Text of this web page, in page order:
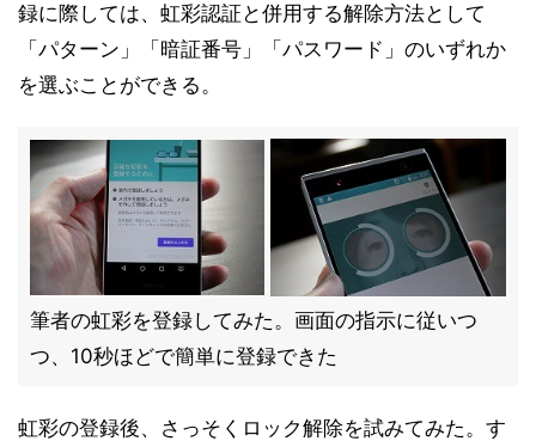
録に際しては、虹彩認証と併用する解除方法として
「パターン」「暗証番号」「パスワード」のいずれか
を選ぶことができる。
筆者の虹彩を登録してみた。画面の指示に従いつ
つ、10秒ほどで簡単に登録できた
虹彩の登録後、さっそくロック解除を試みてみた。す